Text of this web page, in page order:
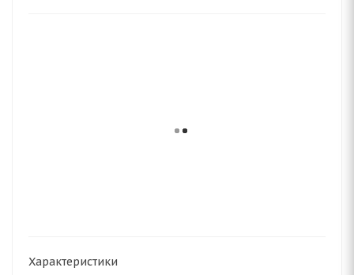
Характеристики